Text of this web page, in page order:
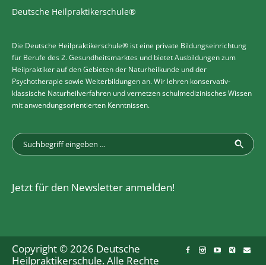
Deutsche Heilpraktikerschule®
Die Deutsche Heilpraktikerschule® ist eine private Bildungseinrichtung
für Berufe des 2. Gesundheitsmarktes und bietet Ausbildungen zum
Heilpraktiker auf den Gebieten der Naturheilkunde und der
Psychotherapie sowie Weiterbildungen an. Wir lehren konservativ-
klassische Naturheilverfahren und vernetzen schulmedizinisches Wissen
mit anwendungsorientierten Kenntnissen.
Jetzt für den Newsletter anmelden!
Copyright © 2026 Deutsche
Heilpraktikerschule. Alle Rechte